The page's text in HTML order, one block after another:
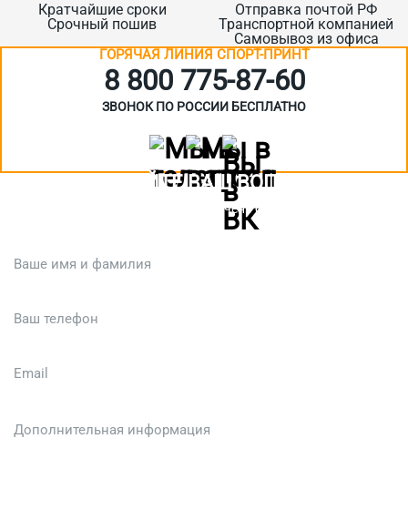
Кратчайшие сроки
Срочный пошив
Отправка почтой РФ
Транспортной компанией
Самовывоз из офиса
ГОРЯЧАЯ ЛИНИЯ СПОРТ-ПРИНТ
8 800 775‑87-60
ЗВОНОК ПО РОССИИ БЕСПЛАТНО
ЗАДАЙТЕ ВАШ ВОПРОС
Или кратко опишите ситуацию. Мы очень быстро свяжемся с вами